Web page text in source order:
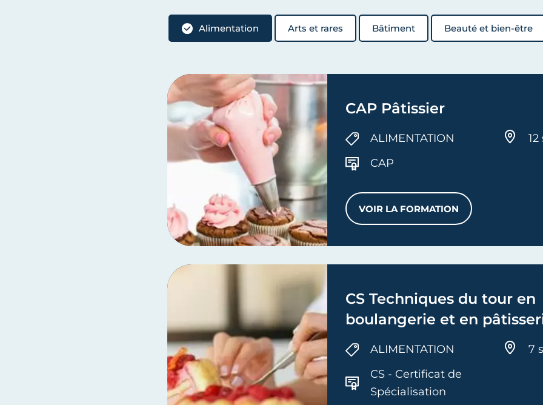
Alimentation Arts et rares Bâtiment Beauté et bien-être
CAP Pâtissier
ALIMENTATION
CAP
VOIR LA FORMATION
CAP PÂTISSIER
CS Techniques du tour en
boulangerie et en
ALIMENTATION
CS - Certificat de
Spécialisation
7